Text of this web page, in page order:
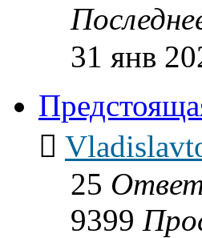
31 янв
25
9399